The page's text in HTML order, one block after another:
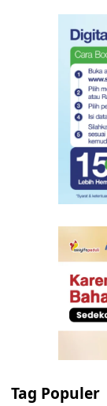
Tag Populer